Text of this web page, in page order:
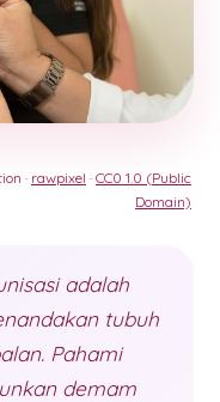
· rawpixel · CC0 1.0 (Public
Domain)
adalah
tubuh
Pahami
demam